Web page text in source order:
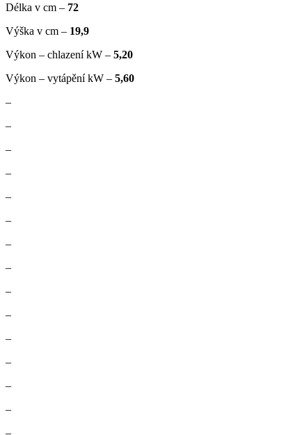
Délka v cm – 72
Výška v cm – 19,9
Výkon – chlazení kW – 5,20
Výkon – vytápění kW – 5,60
–
–
–
–
–
–
–
–
–
–
–
–
–
–
–